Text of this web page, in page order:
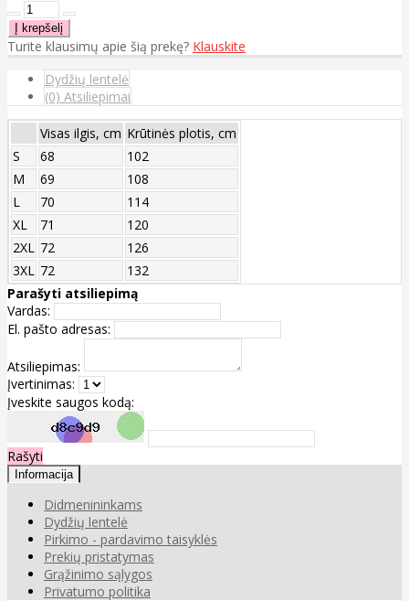
Turite klausimų apie šią prekę? Klauskite
Dydžių lentelė
(0) Atsiliepimai
Visas ilgis, cm Krūtinės plotis, cm
S
68
102
M
69
108
L
70
114
XL
71
120
2XL 72
126
3XL 72
132
Parašyti atsiliepimą
Vardas:
El. pašto adresas:
Atsiliepimas:
Įvertinimas:
Įveskite saugos kodą:
Rašyti
Informacija
Didmenininkams
Dydžių lentelė
Pirkimo - pardavimo taisyklės
Prekių pristatymas
Grąžinimo sąlygos
Privatumo politika